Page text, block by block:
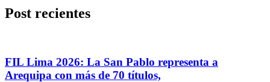
Post recientes
FIL Lima 2026: La San Pablo representa a
Arequipa con más de 70 títulos,